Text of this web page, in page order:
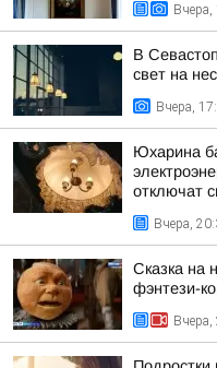
В
свет на
Вчера,
Юхарина
отключат
Вчера,
Сказка на
фэнтези-
Вчера,